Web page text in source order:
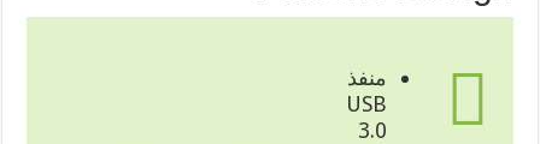
منفذ
USB
3.0